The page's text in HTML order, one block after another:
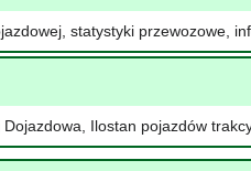
statystyki przewozowe,
Ilostan pojazdów